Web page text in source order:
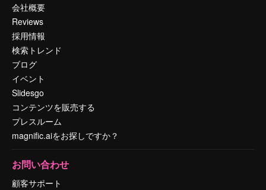
会社概要
Reviews
採用情報
検索トレンド
ブログ
イベント
Slidesgo
コンテンツを販売する
プレスルーム
magnific.aiをお探しですか？
お問い合わせ
顧客サポート